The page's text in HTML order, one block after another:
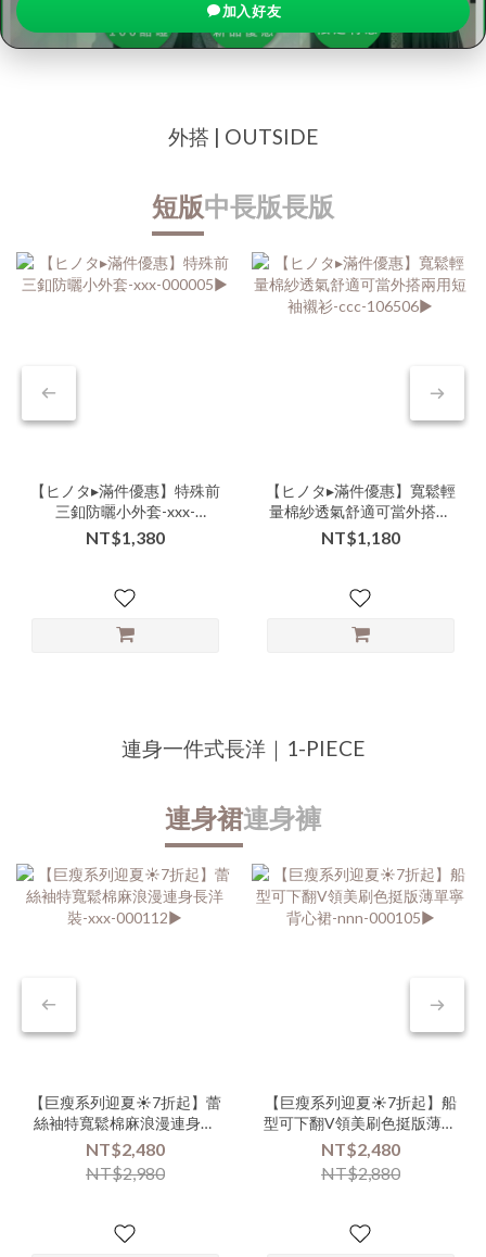
加入好友
外搭 | OUTSIDE
短版中長版長版
【ヒノタ▸滿件優惠】特殊前
三釦防曬小外套-xxx-
000005▶
NT$1,380
【ヒノタ▸滿件優惠】寬鬆輕
量棉紗透氣舒適可當外搭兩
用短袖襯衫-ccc-106506▶
NT$1,180
連身一件式長洋｜1-PIECE
連身裙連身褲
【巨瘦系列迎夏☀️7折起】蕾
絲袖特寬鬆棉麻浪漫連身長
洋裝-xxx-000112▶
NT$2,480
NT$2,980
【巨瘦系列迎夏☀️7折起】船
型可下翻V領美刷色挺版薄單
寧背心裙-nnn-000105▶
NT$2,480
NT$2,880